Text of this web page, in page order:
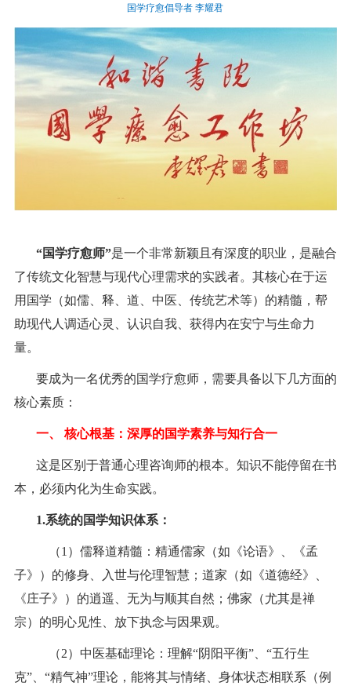
国学疗愈倡导者李耀君
“国学疗愈师”是一个非常新颖且有深度的职业，是融合
了传统文化智慧与现代心理需求的实践者。其核心在于运
用国学（如儒、释、道、中医、传统艺术等）的精髓，帮
助现代人调适心灵、认识自我、获得内在安宁与生命力
量。
要成为一名优秀的国学疗愈师，需要具备以下几方面的
核心素质：
一、 核心根基：深厚的国学素养与知行合一
这是区别于普通心理咨询师的根本。知识不能停留在书
本，必须内化为生命实践。
1.系统的国学知识体系：
（1）儒释道精髓：精通儒家（如《论语》、《孟
子》）的修身、入世与伦理智慧；道家（如《道德经》、
《庄子》）的逍遥、无为与顺其自然；佛家（尤其是禅
宗）的明心见性、放下执念与因果观。
（2）中医基础理论：理解“阴阳平衡”、“五行生
克”、“精气神”理论，能将其与情绪、身体状态相联系（例